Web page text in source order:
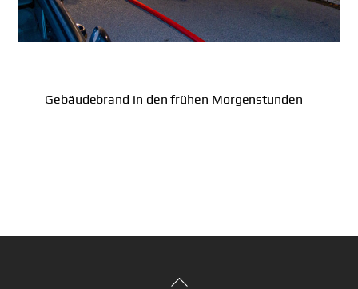
Gebäudebrand in den frühen Morgenstunden
Back